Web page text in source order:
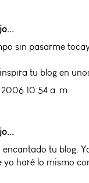
sin pasarme
tu blog en
10:54 a. m.
encantado tu blog.
yo haré lo mismo